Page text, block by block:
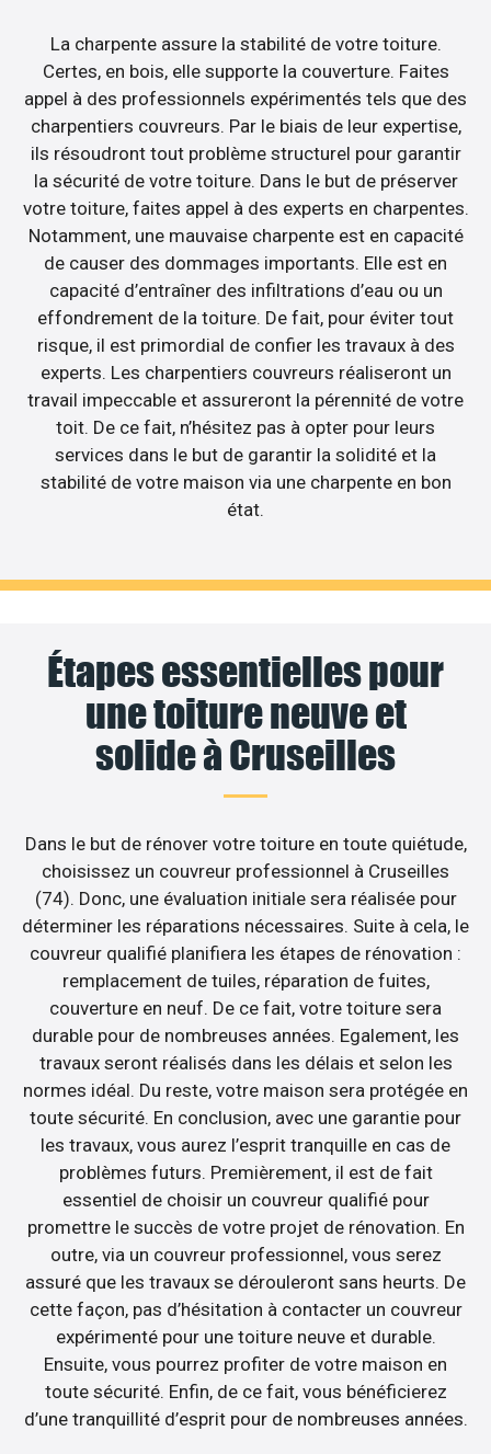
La charpente assure la stabilité de votre toiture.
Certes, en bois, elle supporte la couverture. Faites
appel à des professionnels expérimentés tels que des
charpentiers couvreurs. Par le biais de leur expertise,
ils résoudront tout problème structurel pour garantir
la sécurité de votre toiture. Dans le but de préserver
votre toiture, faites appel à des experts en charpentes.
Notamment, une mauvaise charpente est en capacité
de causer des dommages importants. Elle est en
capacité d’entraîner des infiltrations d’eau ou un
effondrement de la toiture. De fait, pour éviter tout
risque, il est primordial de confier les travaux à des
experts. Les charpentiers couvreurs réaliseront un
travail impeccable et assureront la pérennité de votre
toit. De ce fait, n’hésitez pas à opter pour leurs
services dans le but de garantir la solidité et la
stabilité de votre maison via une charpente en bon
état.
Étapes essentielles pour
une toiture neuve et
solide à Cruseilles
Dans le but de rénover votre toiture en toute quiétude,
choisissez un couvreur professionnel à Cruseilles
(74). Donc, une évaluation initiale sera réalisée pour
déterminer les réparations nécessaires. Suite à cela, le
couvreur qualifié planifiera les étapes de rénovation :
remplacement de tuiles, réparation de fuites,
couverture en neuf. De ce fait, votre toiture sera
durable pour de nombreuses années. Egalement, les
travaux seront réalisés dans les délais et selon les
normes idéal. Du reste, votre maison sera protégée en
toute sécurité. En conclusion, avec une garantie pour
les travaux, vous aurez l’esprit tranquille en cas de
problèmes futurs. Premièrement, il est de fait
essentiel de choisir un couvreur qualifié pour
promettre le succès de votre projet de rénovation. En
outre, via un couvreur professionnel, vous serez
assuré que les travaux se dérouleront sans heurts. De
cette façon, pas d’hésitation à contacter un couvreur
expérimenté pour une toiture neuve et durable.
Ensuite, vous pourrez profiter de votre maison en
toute sécurité. Enfin, de ce fait, vous bénéficierez
d’une tranquillité d’esprit pour de nombreuses années.